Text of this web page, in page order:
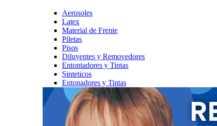
Aerosoles
Latex
Material de Frente
Piletas
Pisos
Diluyentes y Removedores
Entontadores y Tintas
Sinteticos
Entonadores y Tintas